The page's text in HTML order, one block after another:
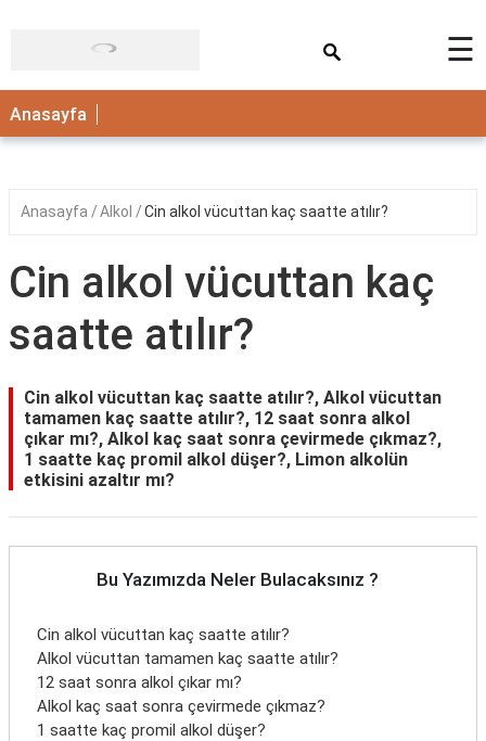
ANASAYFA
☰
Anasayfa
Anasayfa Alkol Cin alkol vücuttan kaç saatte atılır?
Cin alkol vücuttan kaç
saatte atılır?
Cin alkol vücuttan kaç saatte atılır?, Alkol vücuttan
tamamen kaç saatte atılır?, 12 saat sonra alkol
çıkar mı?, Alkol kaç saat sonra çevirmede çıkmaz?,
1 saatte kaç promil alkol düşer?, Limon alkolün
etkisini azaltır mı?
Bu Yazımızda Neler Bulacaksınız ?
Cin alkol vücuttan kaç saatte atılır?
Alkol vücuttan tamamen kaç saatte atılır?
12 saat sonra alkol çıkar mı?
Alkol kaç saat sonra çevirmede çıkmaz?
1 saatte kaç promil alkol düşer?